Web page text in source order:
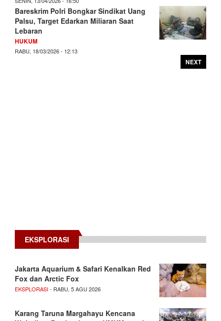
Bareskrim Polri Bongkar Sindikat Uang
Palsu, Target Edarkan Miliaran Saat
Lebaran
HUKUM
RABU, 18/03/2026 - 12:13
NEXT
EKSPLORASI
Jakarta Aquarium & Safari Kenalkan Red
Fox dan Arctic Fox
EKSPLORASI- RABU, 5 AGU 2026
Karang Taruna Margahayu Kencana